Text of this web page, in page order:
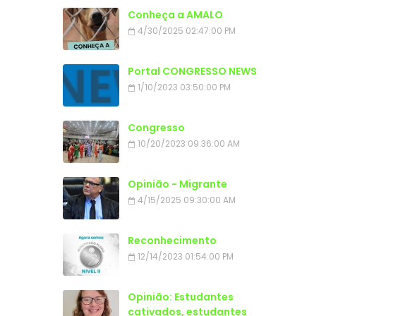
Conheça a AMALO
4/30/2025 02:47:00 PM
Portal CONGRESSO NEWS
1/10/2023 03:50:00 PM
Congresso
10/20/2023 09:36:00 AM
Opinião - Migrante
4/15/2025 09:30:00 AM
Reconhecimento
12/14/2023 01:54:00 PM
Opinião: Estudantes
cativados, estudantes